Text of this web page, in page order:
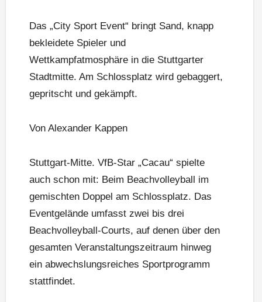
Das „City Sport Event“ bringt Sand, knapp
bekleidete Spieler und
Wettkampfatmosphäre in die Stuttgarter
Stadtmitte. Am Schlossplatz wird gebaggert,
gepritscht und gekämpft.
Von Alexander Kappen
Stuttgart-Mitte. VfB-Star „Cacau“ spielte
auch schon mit: Beim Beachvolleyball im
gemischten Doppel am Schlossplatz. Das
Eventgelände umfasst zwei bis drei
Beachvolleyball-Courts, auf denen über den
gesamten Veranstaltungszeitraum hinweg
ein abwechslungsreiches Sportprogramm
stattfindet.